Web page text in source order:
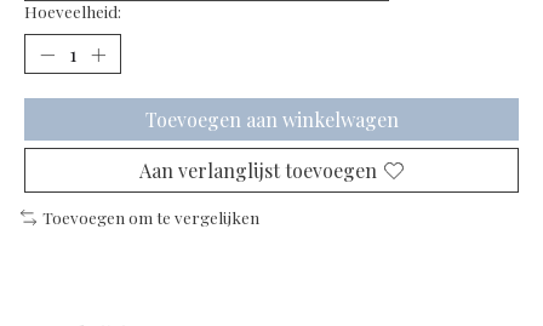
Hoeveelheid:
Toevoegen aan winkelwagen
Aan verlanglijst toevoegen
Toevoegen om te vergelijken